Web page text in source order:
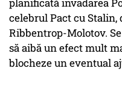
planificată invadarea
celebrul Pact cu Stalin,
Ribbentrop-Molotov.
să aibă un efect mult
blocheze un eventual